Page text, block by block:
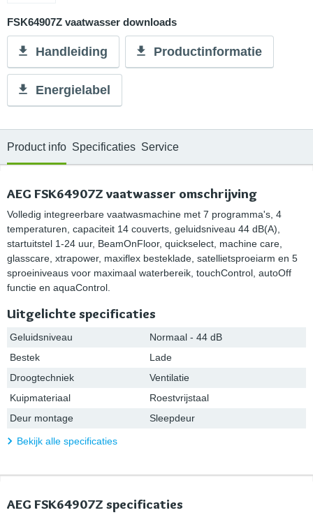
FSK64907Z vaatwasser downloads
Handleiding Productinformatie
Energielabel
Product info Specificaties Service
AEG FSK64907Z vaatwasser omschrijving
Volledig integreerbare vaatwasmachine met 7 programma's, 4
temperaturen, capaciteit 14 couverts, geluidsniveau 44 dB(A),
startuitstel 1-24 uur, BeamOnFloor, quickselect, machine care,
glasscare, xtrapower, maxiflex besteklade, satellietsproeiarm en 5
sproeiniveaus voor maximaal waterbereik, touchControl, autoOff
functie en aquaControl.
Uitgelichte specificaties
Geluidsniveau
Normaal - 44 dB
Bestek
Lade
Droogtechniek
Ventilatie
Kuipmateriaal
Roestvrijstaal
Deur montage
Sleepdeur
Bekijk alle specificaties
AEG FSK64907Z specificaties